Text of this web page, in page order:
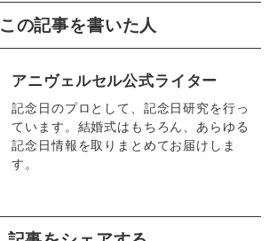
この記事を書いた人
アニヴェルセル公式ライター
記念日のプロとして、記念日研究を行っ
ています。結婚式はもちろん、あらゆる
記念日情報を取りまとめてお届けしま
す。